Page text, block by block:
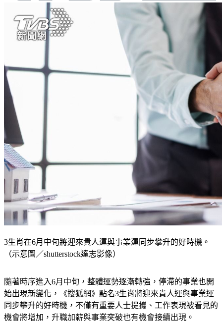
3生肖在6月中旬將迎來貴人運與事業運同步攀升的好時機。
（示意圖／shutterstock達志影像）
隨著時序進入6月中旬，整體運勢逐漸轉強，停滯的事業也開
始出現新變化，《搜狐網》點名3生肖將迎來貴人運與事業運
同步攀升的好時機，不僅有重要人士提攜、工作表現被看見的
機會將增加，升職加薪與事業突破也有機會接續出現。